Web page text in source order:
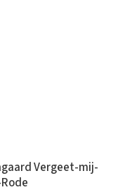
Vergeet-mij-